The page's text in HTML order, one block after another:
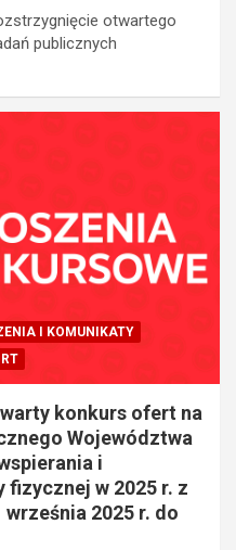
otwartego
publicznych
I KOMUNIKATY
konkurs ofert na
Województwa
i
w 2025 r. z
2025 r. do